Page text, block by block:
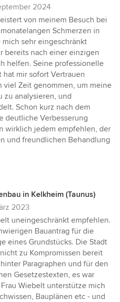
2024
von meinem Besuch bei
Schmerzen in
sehr eingeschränkt
bereits nach einer einzigen
helfen. Seine professionelle
mir sofort Vertrauen
viel Zeit genommen, um meine
zu analysieren, und
Schon kurz nach dem
deutliche Verbesserung
wirklich jedem empfehlen, der
und freundlichen Behandlung
in Kelkheim (Taunus)
2023
uneingeschränkt empfehlen.
Bauantrag für die
eines Grundstücks. Die Stadt
zu Kompromissen bereit
Paragraphen und für den
Gesetzestexten, es war
Wiebelt unterstütze mich
Bauplänen etc - und